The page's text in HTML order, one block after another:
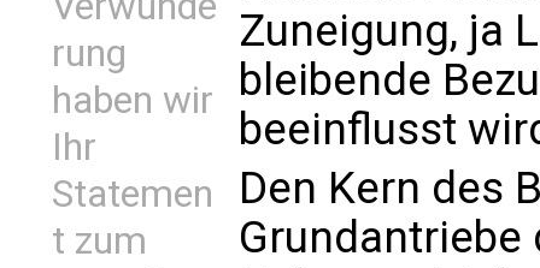
rung
haben wir
Ihr
Statemen
t zum
Zuneigung, ja
bleibende
beeinflusst
Den Kern des
Grundantriebe